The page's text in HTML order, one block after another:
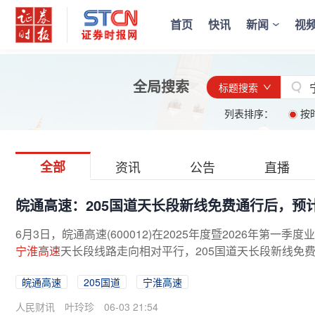
首页 快讯 新闻 视
全局搜索
标题搜索
列表排序：
按
全部 资讯 公告 直播
皖通高速：205国道天长段新线免费通行后，预
6月3日，皖通高速(600012)在2025年度暨2026年第一季度
宁淮高速天长段线路走向相对平行，205国道天长段新线免
皖通高速 205国道
宁淮高速
人民财讯
叶玲珍 06-03 21:54